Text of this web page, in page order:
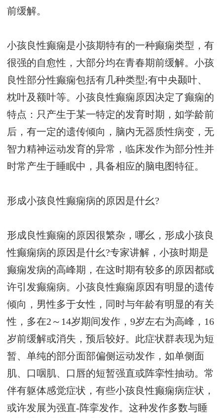
前缓解。
小孩良性癫痫是小孩期特有的一种癫痫类型，有
很强的自愈性，大部分均在青春期前缓解。小孩
良性部分性癫痫包括有几种类型;有中央颞叶、
枕叶及额叶等。小孩良性癫痫原因决定了癫痫的
特点：只产生于某一特定的发育时期，如学龄前
后，有一定的遗传倾向，脑内无器质性病变，无
智力精神运动发育的异常，临床发作为部分性并
时常产生于睡眠中，具备相应的脑电图特征。
形成小孩良性癫痫病的原因是什幺?
形成良性癫痫的原因很繁杂，哪幺，形成小孩良
性癫痫病的原因是什幺?专家讲解，小孩时期是
癫痫发病的高峰期，在这时期有较多的原因都或
许引发癫痫病。小孩良性癫痫原因有明显的遗传
倾向，男性多于女性，同时与年龄有明显的有关
性，多在2～14岁期间发作，9岁左右为高峰，16
岁前缓解或消失，预后较好。此症状群表现为短
暂、单纯的部分面部偏侧运动发作，如单侧面
肌、口咽肌、口唇的短暂强直或阵挛性抽动。常
伴有躯体感觉症状，有些小孩良性癫痫病症状，
或许发展为强直-阵挛发作。这种发作多数与睡